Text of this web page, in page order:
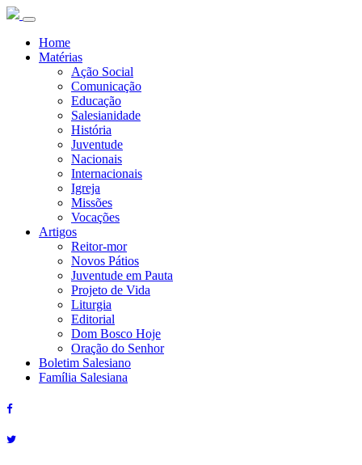
Home
Matérias
Ação Social
Comunicação
Educação
Salesianidade
História
Juventude
Nacionais
Internacionais
Igreja
Missões
Vocações
Artigos
Reitor-mor
Novos Pátios
Juventude em Pauta
Projeto de Vida
Liturgia
Editorial
Dom Bosco Hoje
Oração do Senhor
Boletim Salesiano
Família Salesiana